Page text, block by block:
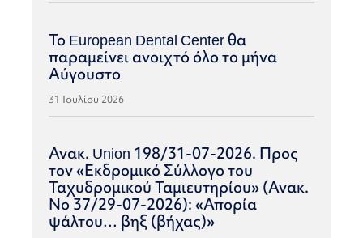
Το European Dental Center θα
παραμείνει ανοιχτό όλο το μήνα
Αύγουστο
31 Ιουλίου 2026
Ανακ. Union 198/31-07-2026. Προς
τον «Εκδρομικό Σύλλογο του
Ταχυδρομικού Ταμιευτηρίου» (Ανακ.
Νο 37/29-07-2026): «Απορία
ψάλτου… βηξ (βήχας)»